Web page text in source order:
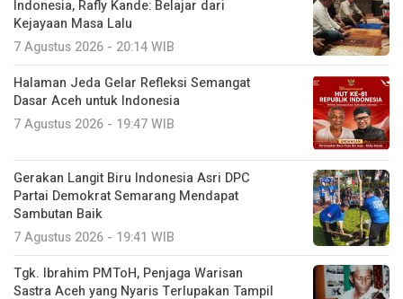
Halaman Jeda Gelar Refleksi Semangat
Dasar Aceh untuk Indonesia
7 Agustus 2026 - 19:47 WIB
Gerakan Langit Biru Indonesia Asri DPC
Partai Demokrat Semarang Mendapat
7 Agustus 2026 - 19:41 WIB
Tgk. Ibrahim PMToH, Penjaga Warisan
Sastra Aceh yang Nyaris Terlupakan Tampil
di “Hikayat Bak Keude Kupi”
7 Agustus 2026 - 12:20 WIB